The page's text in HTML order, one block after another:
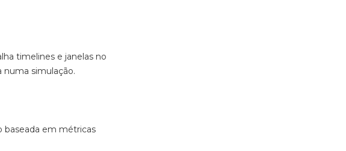
timelines e janelas no
numa simulação.
baseada em métricas